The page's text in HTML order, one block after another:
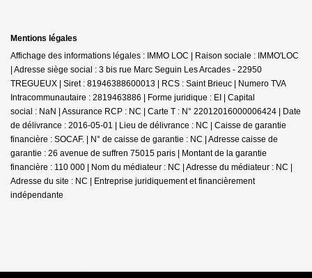
Mentions légales
Affichage des informations légales : IMMO LOC | Raison sociale : IMMO'LOC
| Adresse siège social : 3 bis rue Marc Seguin Les Arcades - 22950
TREGUEUX | Siret : 81946388600013 | RCS : Saint Brieuc | Numero TVA
Intracommunautaire : 2819463886 | Forme juridique : EI | Capital
social : NaN | Assurance RCP : NC | Carte T : N° 22012016000006424 | Date
de délivrance : 2016-05-01 | Lieu de délivrance : NC | Caisse de garantie
financière : SOCAF. | N° de caisse de garantie : NC | Adresse caisse de
garantie : 26 avenue de suffren 75015 paris | Montant de la garantie
financière : 110 000 | Nom du médiateur : NC | Adresse du médiateur : NC |
Adresse du site : NC | Entreprise juridiquement et financièrement
indépendante